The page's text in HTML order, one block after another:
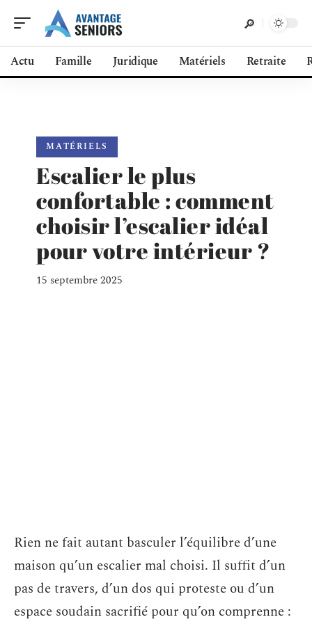
Actu Famille Juridique Matériels Retraite
MATÉRIELS
Escalier le plus
confortable : comment
choisir l’escalier idéal
pour votre intérieur ?
15 septembre 2025
Rien ne fait autant basculer l’équilibre d’une
maison qu’un escalier mal choisi. Il suffit d’un
pas de travers, d’un dos qui proteste ou d’un
espace soudain sacrifié pour qu’on comprenne :